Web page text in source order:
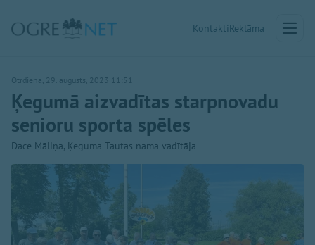
KontaktiReklāma
Otrdiena, 29. augusts, 2023 11:51
Ķegumā aizvadītas starpnovadu
senioru sporta spēles
Dace Māliņa, Ķeguma Tautas nama vadītāja